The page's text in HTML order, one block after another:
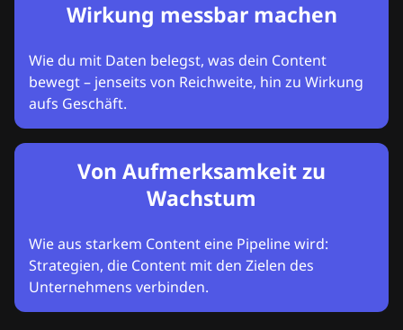
Wirkung messbar machen
Wie du mit Daten belegst, was dein Content
bewegt – jenseits von Reichweite, hin zu Wirkung
aufs Geschäft.
Von Aufmerksamkeit zu
Wachstum
Wie aus starkem Content eine Pipeline wird:
Strategien, die Content mit den Zielen des
Unternehmens verbinden.